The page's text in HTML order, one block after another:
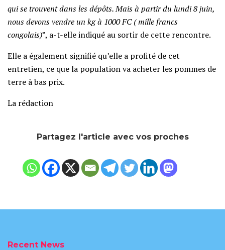
qui se trouvent dans les dépôts. Mais à partir du lundi 8 juin,
nous devons vendre un kg à 1000 FC ( mille francs
congolais)”, a-t-elle indiqué au sortir de cette rencontre.
Elle a également signifié qu’elle a profité de cet
entretien, ce que la population va acheter les pommes de
terre à bas prix.
La rédaction
Partagez l'article avec vos proches
Recent News